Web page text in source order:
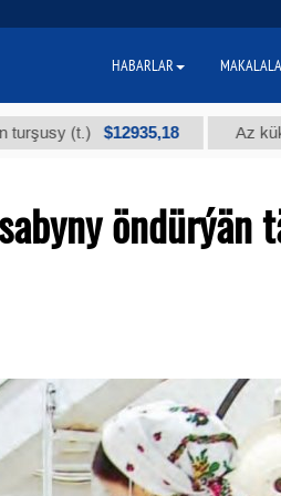
(t.) $12935,18 Az kükürtli
öndürýän
HABARLAR